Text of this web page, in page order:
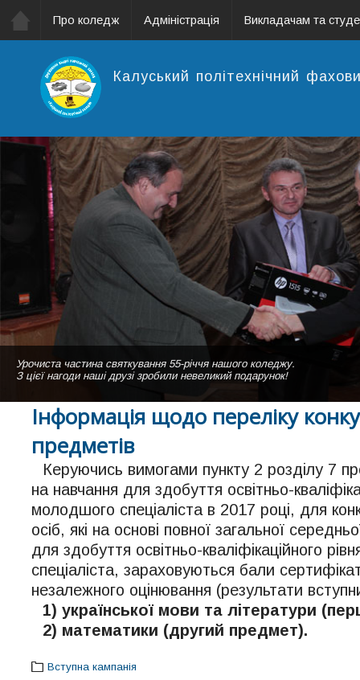
Про коледж Адміністрація Викладачам та
Калуський політехнічний
Урочиста частина святкування 55-річчя нашого коледжу.
З цієї нагоди наші друзі зробили невеликий подарунок!
Навчальний корпус ДВНЗ "Калуський політехнічний коледж"
Вигляд зі сторони гуртожитка коледжу
Студентки нашого коледжу виконують пісню "Коледже мій" на сцені
Інформація щодо переліку
предметів
Керуючись вимогами пункту 2 розділу 7
на навчання для здобуття освітньо-
молодшого спеціаліста в 2017 році, для
осіб, які на основі повної загальної
для здобуття освітньо-кваліфікаційного
спеціаліста, зараховуються бали
незалежного оцінювання (результати
1) української мови та літератури
2) математики (другий предмет).
Вступна кампанія